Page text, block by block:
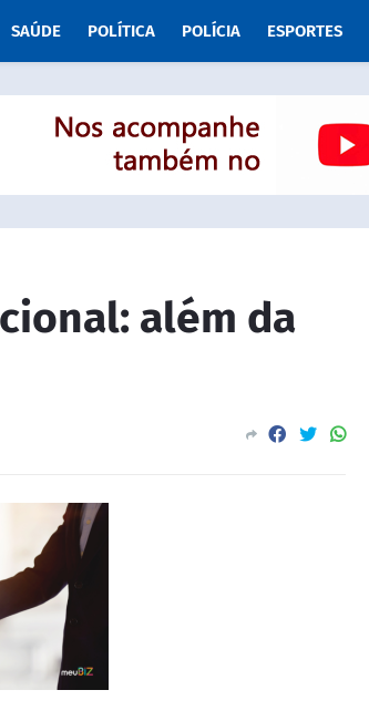
SAÚDE POLÍTICA POLÍCIA ESPORTES
além da